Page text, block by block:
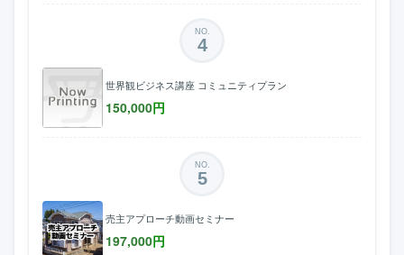
NO.
4
世界観ビジネス講座 コミュニティプラン
150,000円
NO.
5
売主アプローチ動画セミナー
197,000円